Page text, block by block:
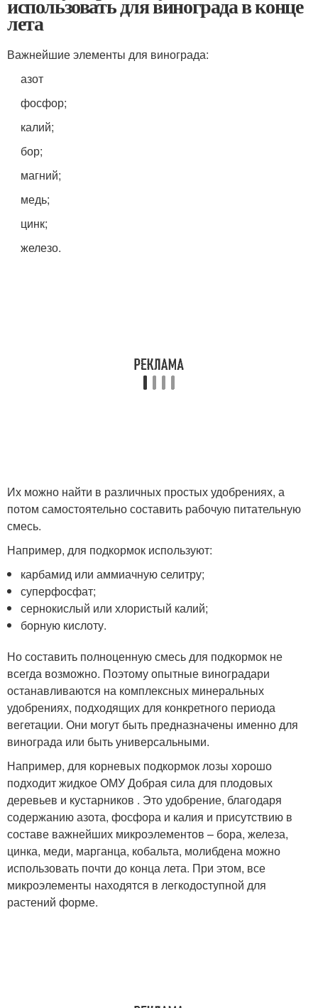
использовать для винограда в конце
лета
Важнейшие элементы для винограда:
азот
фосфор;
калий;
бор;
магний;
медь;
цинк;
железо.
Их можно найти в различных простых удобрениях, а
потом самостоятельно составить рабочую питательную
смесь.
Например, для подкормок используют:
карбамид или аммиачную селитру;
суперфосфат;
сернокислый или хлористый калий;
борную кислоту.
Но составить полноценную смесь для подкормок не
всегда возможно. Поэтому опытные виноградари
останавливаются на комплексных минеральных
удобрениях, подходящих для конкретного периода
вегетации. Они могут быть предназначены именно для
винограда или быть универсальными.
Например, для корневых подкормок лозы хорошо
подходит жидкое ОМУ Добрая сила для плодовых
деревьев и кустарников . Это удобрение, благодаря
содержанию азота, фосфора и калия и присутствию в
составе важнейших микроэлементов – бора, железа,
цинка, меди, марганца, кобальта, молибдена можно
использовать почти до конца лета. При этом, все
микроэлементы находятся в легкодоступной для
растений форме.